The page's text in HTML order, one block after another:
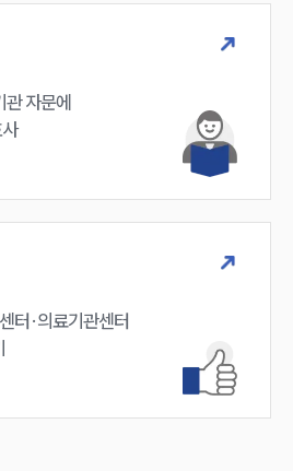
소식/자료
공지사항
법률 블로그
률상담예약
법률상담예약
자문에
터·의료기관센터